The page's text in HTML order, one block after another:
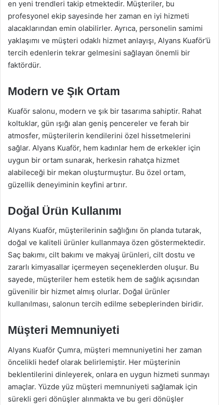
en yeni trendleri takip etmektedir. Müşteriler, bu
profesyonel ekip sayesinde her zaman en iyi hizmeti
alacaklarından emin olabilirler. Ayrıca, personelin samimi
yaklaşımı ve müşteri odaklı hizmet anlayışı, Alyans Kuaför’ü
tercih edenlerin tekrar gelmesini sağlayan önemli bir
faktördür.
Modern ve Şık Ortam
Kuaför salonu, modern ve şık bir tasarıma sahiptir. Rahat
koltuklar, gün ışığı alan geniş pencereler ve ferah bir
atmosfer, müşterilerin kendilerini özel hissetmelerini
sağlar. Alyans Kuaför, hem kadınlar hem de erkekler için
uygun bir ortam sunarak, herkesin rahatça hizmet
alabileceği bir mekan oluşturmuştur. Bu özel ortam,
güzellik deneyiminin keyfini artırır.
Doğal Ürün Kullanımı
Alyans Kuaför, müşterilerinin sağlığını ön planda tutarak,
doğal ve kaliteli ürünler kullanmaya özen göstermektedir.
Saç bakımı, cilt bakımı ve makyaj ürünleri, cilt dostu ve
zararlı kimyasallar içermeyen seçeneklerden oluşur. Bu
sayede, müşteriler hem estetik hem de sağlık açısından
güvenilir bir hizmet almış olurlar. Doğal ürünler
kullanılması, salonun tercih edilme sebeplerinden biridir.
Müşteri Memnuniyeti
Alyans Kuaför Çumra, müşteri memnuniyetini her zaman
öncelikli hedef olarak belirlemiştir. Her müşterinin
beklentilerini dinleyerek, onlara en uygun hizmeti sunmayı
amaçlar. Yüzde yüz müşteri memnuniyeti sağlamak için
sürekli geri dönüşler alınmakta ve bu geri dönüşler